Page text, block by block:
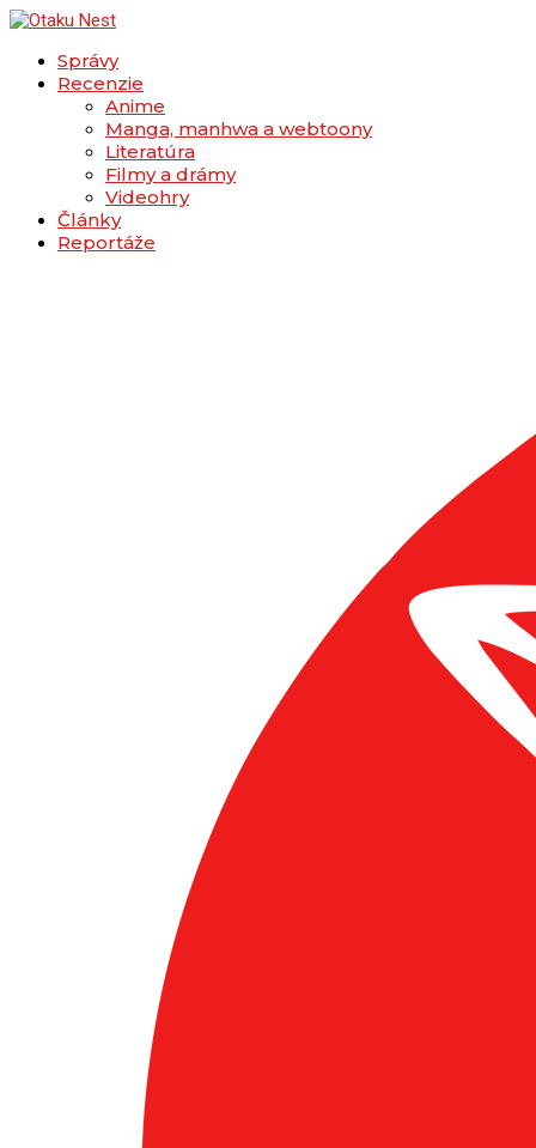
Správy
Recenzie
Anime
Manga, manhwa a webtoony
Literatúra
Filmy a drámy
Videohry
Články
Reportáže